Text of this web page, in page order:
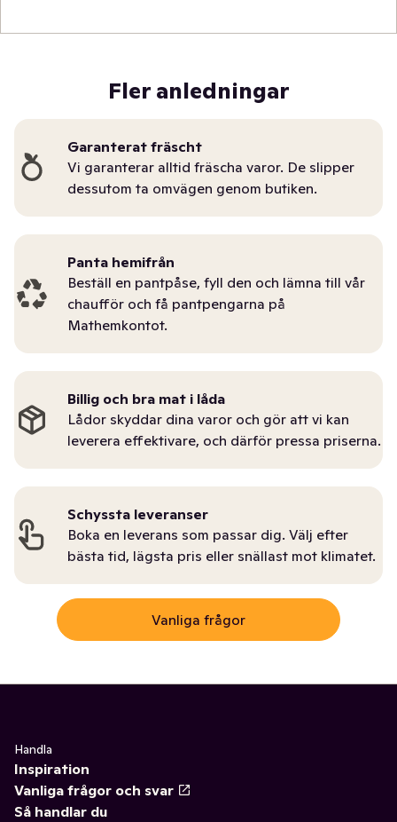
Fler anledningar
Garanterat fräscht
Vi garanterar alltid fräscha varor. De slipper
dessutom ta omvägen genom butiken.
Panta hemifrån
Beställ en pantpåse, fyll den och lämna till vår
chaufför och få pantpengarna på
Mathemkontot.
Billig och bra mat i låda
Lådor skyddar dina varor och gör att vi kan
leverera effektivare, och därför pressa priserna.
Schyssta leveranser
Boka en leverans som passar dig. Välj efter
bästa tid, lägsta pris eller snällast mot klimatet.
Vanliga frågor
Handla
Inspiration
Vanliga frågor och svar
Så handlar du